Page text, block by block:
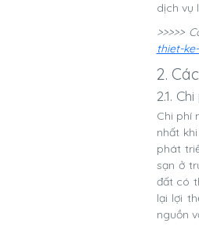
dịch vụ
>>>>>
thiet-
2.
2.1.
Chi phí
nhất
phát
sạn ở
đất có
lại lợi
nguồn